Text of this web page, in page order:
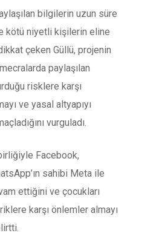
bilgilerin uzun süre
kötü niyetli kişilerin eline
çeken Güllü, projenin
paylaşılan
risklere karşı
ve yasal altyapıyı
vurguladı.
Facebook,
sahibi Meta ile
ettiğini ve çocukları
karşı önlemler almayı